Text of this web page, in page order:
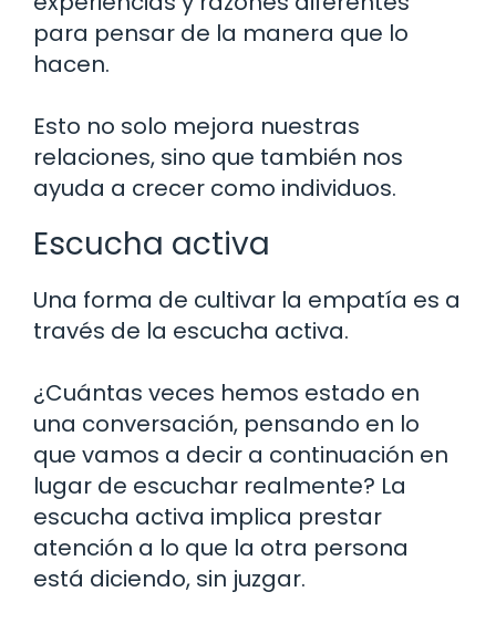
para pensar de la manera que lo
hacen.
Esto no solo mejora nuestras
relaciones, sino que también nos
ayuda a crecer como individuos.
Escucha activa
Una forma de cultivar la empatía es a
través de la escucha activa.
¿Cuántas veces hemos estado en
una conversación, pensando en lo
que vamos a decir a continuación en
lugar de escuchar realmente? La
escucha activa implica prestar
atención a lo que la otra persona
está diciendo, sin juzgar.